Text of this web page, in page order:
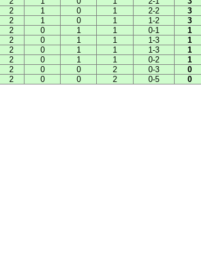
2 1 0 1 2-2
3
2 1 0 1 1-2
3
2 0 1 1 0-1
1
2 0 1 1 1-3
1
2 0 1 1 1-3
1
2 0 1 1 0-2
1
2 0 0 2 0-3
0
2 0 0 2 0-5 0